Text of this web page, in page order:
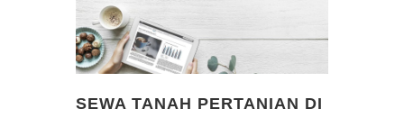
SEWA TANAH PERTANIAN DI